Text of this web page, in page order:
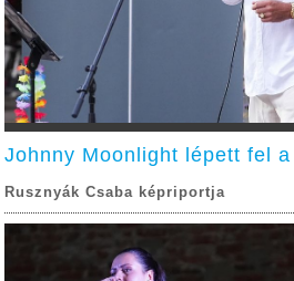
Johnny Moonlight lépett fel a
Rusznyák Csaba képriportja